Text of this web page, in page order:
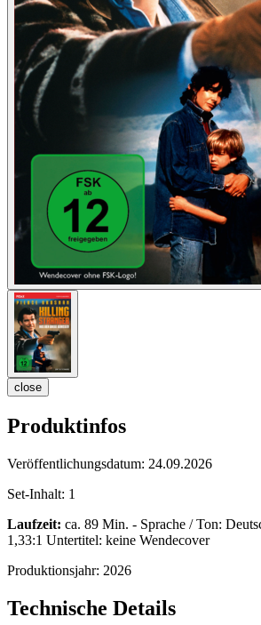
close
Produktinfos
Veröffentlichungsdatum: 24.09.2026
Set-Inhalt: 1
Laufzeit: ca. 89 Min. - Sprache / Ton:
1,33:1 Untertitel: keine Wendecover
Produktionsjahr: 2026
Technische Details